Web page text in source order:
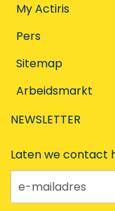
My Actiris
Pers
Sitemap
Arbeidsmarkt
NEWSLETTER
Laten we contact
e-mailadres